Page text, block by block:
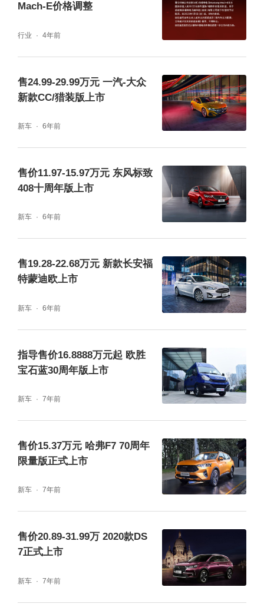
Mach-E价格调整
行业 4年前
售24.99-29.99万元 一汽-大众
新款CC/猎装版上市
新车 6年前
售价11.97-15.97万元 东风标致
408十周年版上市
新车 6年前
售19.28-22.68万元 新款长安福
特蒙迪欧上市
新车 6年前
指导售价16.8888万元起 欧胜
宝石蓝30周年版上市
新车 7年前
售价15.37万元 哈弗F7 70周年
限量版正式上市
新车 7年前
售价20.89-31.99万 2020款DS
7正式上市
新车 7年前